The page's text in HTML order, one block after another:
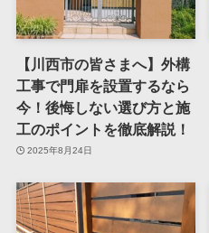
【川西市の皆さまへ】外構
工事で門扉を設置するなら
今！後悔しない選び方と施
工のポイントを徹底解説！
2025年8月24日